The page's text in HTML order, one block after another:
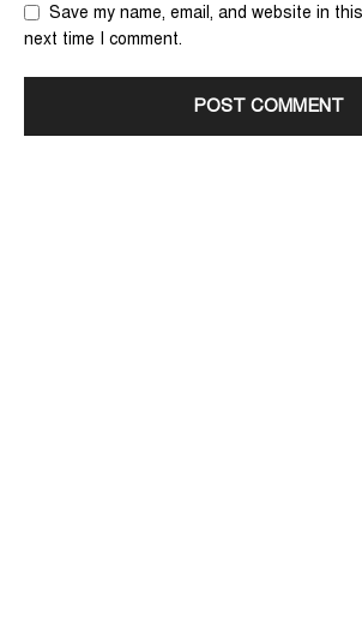
Save my name, email, and website in
next time I comment.